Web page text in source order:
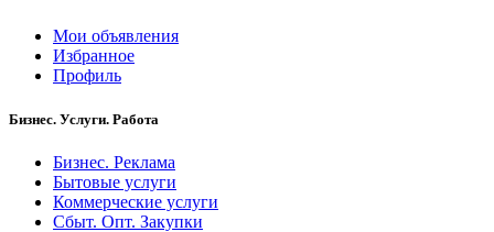
Мои объявления
Избранное
Профиль
Бизнес. Услуги. Работа
Бизнес. Реклама
Бытовые услуги
Коммерческие услуги
Сбыт. Опт. Закупки